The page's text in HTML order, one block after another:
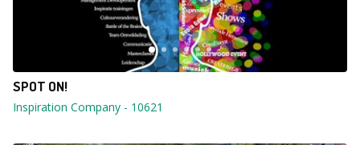
SPOT ON!
Inspiration Company - 10621